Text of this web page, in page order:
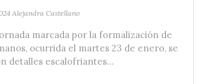
Alejandra Castellano
marcada por la formalización de
ocurrida el martes 23 de enero, se
detalles escalofriantes...